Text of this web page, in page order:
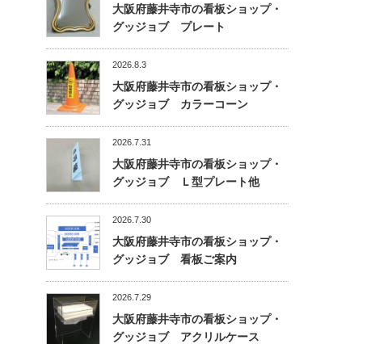
大阪府藤井寺市の看板ショップ・
グッジョブ プレート
2026.8.3
大阪府藤井寺市の看板ショップ・
グッジョブ カラーコーン
2026.7.31
大阪府藤井寺市の看板ショップ・
グッジョブ Ｌ型プレート他
2026.7.30
大阪府藤井寺市の看板ショップ・
グッジョブ 看板ご案内
2026.7.29
大阪府藤井寺市の看板ショップ・
グッジョブ アクリルケース